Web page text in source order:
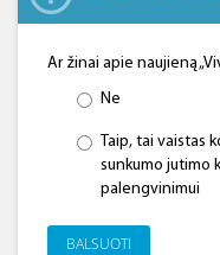
Ar žinai apie naujieną
Ne
Taip, tai vaistas
sunkumo jutimo
palengvinimui
BALSUOTI